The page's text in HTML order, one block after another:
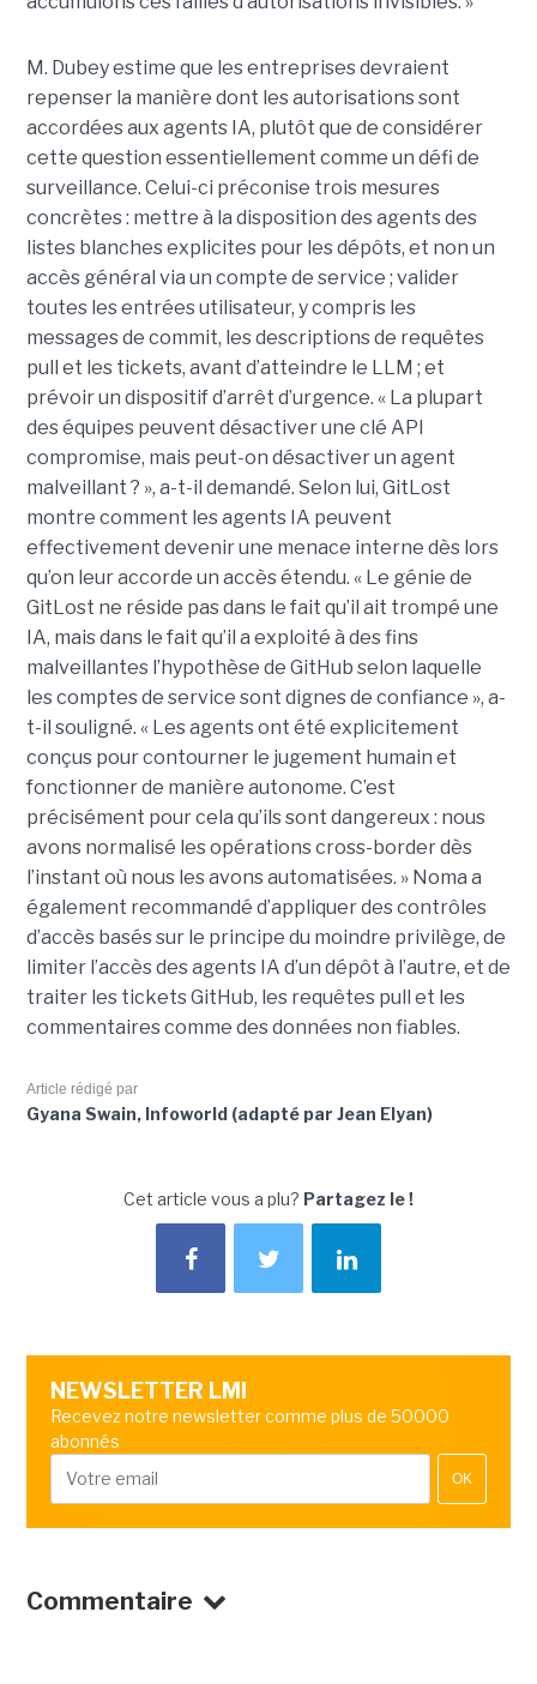
M. Dubey estime que les entreprises devraient
repenser la manière dont les autorisations sont
accordées aux agents IA, plutôt que de considérer
cette question essentiellement comme un défi de
surveillance. Celui-ci préconise trois mesures
concrètes : mettre à la disposition des agents des
listes blanches explicites pour les dépôts, et non un
accès général via un compte de service ; valider
toutes les entrées utilisateur, y compris les
messages de commit, les descriptions de requêtes
pull et les tickets, avant d’atteindre le LLM ; et
prévoir un dispositif d’arrêt d’urgence. « La plupart
des équipes peuvent désactiver une clé API
compromise, mais peut-on désactiver un agent
malveillant ? », a-t-il demandé. Selon lui, GitLost
montre comment les agents IA peuvent
effectivement devenir une menace interne dès lors
qu’on leur accorde un accès étendu. « Le génie de
GitLost ne réside pas dans le fait qu’il ait trompé une
IA, mais dans le fait qu’il a exploité à des fins
malveillantes l’hypothèse de GitHub selon laquelle
les comptes de service sont dignes de confiance », a-
t-il souligné. « Les agents ont été explicitement
conçus pour contourner le jugement humain et
fonctionner de manière autonome. C’est
précisément pour cela qu’ils sont dangereux : nous
avons normalisé les opérations cross-border dès
l’instant où nous les avons automatisées. » Noma a
également recommandé d’appliquer des contrôles
d’accès basés sur le principe du moindre privilège, de
limiter l’accès des agents IA d’un dépôt à l’autre, et de
traiter les tickets GitHub, les requêtes pull et les
commentaires comme des données non fiables.
Article rédigé par
Gyana Swain, Infoworld (adapté par Jean Elyan)
Cet article vous a plu? Partagez le !
NEWSLETTER LMI
Recevez notre newsletter comme plus de 50000
abonnés
OK
Commentaire